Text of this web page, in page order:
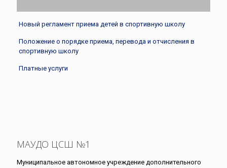
Новый регламент приема детей в спортивную школу
Положение о порядке приема, перевода и отчисления в
спортивную школу
Платные услуги
МАУДО ЦСШ №1
Муниципальное автономное учреждение дополнительного